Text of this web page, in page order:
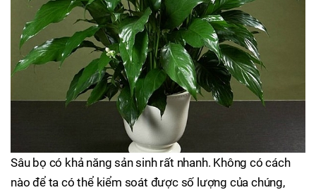
Sâu bọ có khả năng sản sinh rất nhanh. Không có cách
nào để ta có thể kiểm soát được số lượng của chúng,